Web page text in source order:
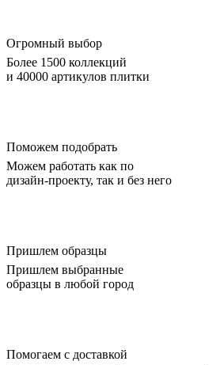
Огромный выбор
Более 1500 коллекций
и 40000 артикулов плитки
Поможем подобрать
Можем работать как по
дизайн-проекту, так и без него
Пришлем образцы
Пришлем выбранные
образцы в любой город
Помогаем с доставкой